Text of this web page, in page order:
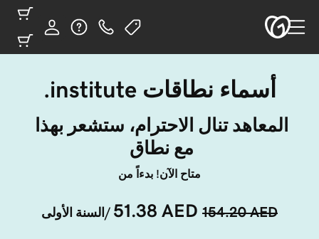
أسماء نطاقات ‎.institute
المعاهد تنال الاحترام، ستشعر بهذا
مع نطاق ‎
متاح الآن! بدءاً من
154.20 AED
51.38 AED /السنة الأولى